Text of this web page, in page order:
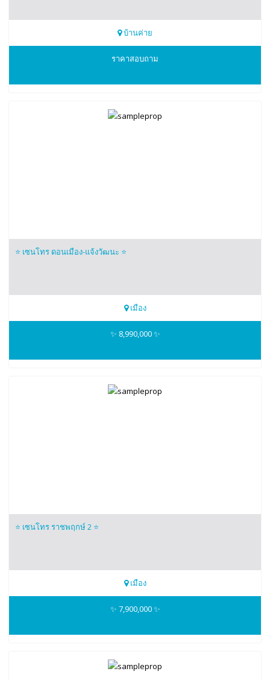
0863981284
บ้านค่าย
ราคาสอบถาม
099-4593653
⭐️ เซนโทร ดอนเมือง-แจ้งวัฒนะ ⭐️
เมือง
✨ 8,990,000 ✨
099-4593653
⭐️ เซนโทร ราชพฤกษ์ 2 ⭐️
เมือง
✨ 7,900,000 ✨